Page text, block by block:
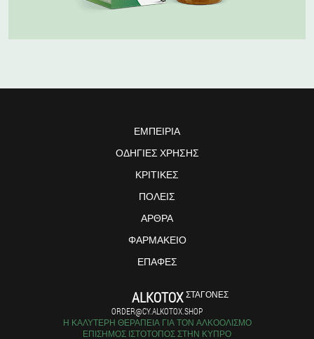
ΕΜΠΕΙΡΊΑ
ΟΔΗΓΊΕΣ ΧΡΉΣΗΣ
ΚΡΙΤΙΚΈΣ
ΠΌΛΕΙΣ
ΆΡΘΡΑ
ΦΑΡΜΑΚΕΊΟ
ΕΠΑΦΈΣ
ALKOTOX ΣΤΑΓΌΝΕΣ
ORDER@CY.ALKOTOX.SHOP
Η ΚΑΛΎΤΕΡΗ ΘΕΡΑΠΕΊΑ ΓΙΑ ΤΟΝ ΑΛΚΟΟΛΙΣΜΌ
ΕΠΊΣΗΜΟΣ ΙΣΤΌΤΟΠΟΣ ΣΤΗΝ ΚΎΠΡΟ